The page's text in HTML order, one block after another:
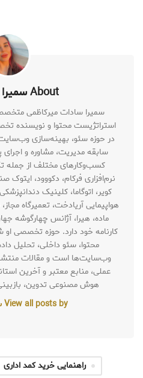
About سمیرا میرکاظمی
در حوزه سئو، بهینه‌سازی
سابقه مدیریت، مشاوره و اجرای
کسب‌وکارهای مختلف از جمله
نرم‌افزاری فرکام، دکووود،
کویر، اتوگاما، کلینیک
هواپیمایی آریادخت، تعمیرگاه
ماده، هیرا، آژانس چهارگوشه
کارنامه خود دارد. حوزه تخصصی
محتوا، سئو داخلی، تحلیل
وب‌سایت‌ها است و مقالات
عملی، منابع معتبر و آخرین
هوش مصنوعی تدوین،
View all posts by سمیرا میرکاظمی
راهنمایی خرید کمد اداری